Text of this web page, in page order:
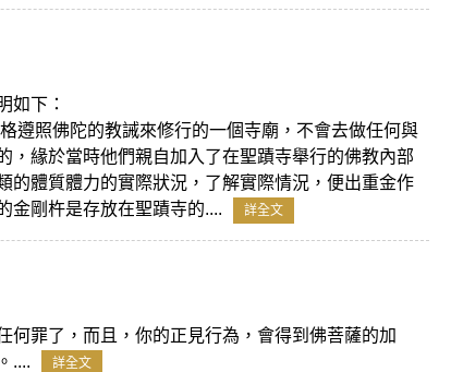
如下：
遵照佛陀的教誡來修行的一個寺廟，不會去做任何與
，緣於當時他們親自加入了在聖蹟寺舉行的佛教內部
的體質體力的實際狀況，了解實際情況，便出重金作
金剛杵是存放在聖蹟寺的....
詳全文
罪了，而且，你的正見行為，會得到佛菩薩的加
....
詳全文